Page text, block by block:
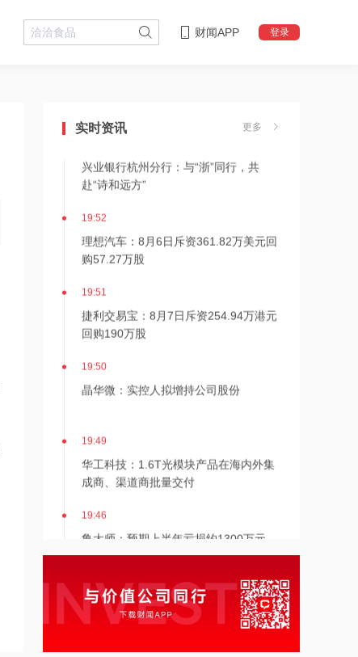
财闻APP 登录
实时资讯 更多
19:53
兴业银行杭州分行：与“浙”同行，共
赴“诗和远方”
19:52
理想汽车：8月6日斥资361.82万美元回
购57.27万股
19:51
捷利交易宝：8月7日斥资254.94万港元
回购190万股
19:50
晶华微：实控人拟增持公司股份
19:49
华工科技：1.6T光模块产品在海内外集
成商、渠道商批量交付
19:46
鲁大师：预期上半年亏损约1300万元
19:45
美国“靠不住” 沙土巴三国签防务协议